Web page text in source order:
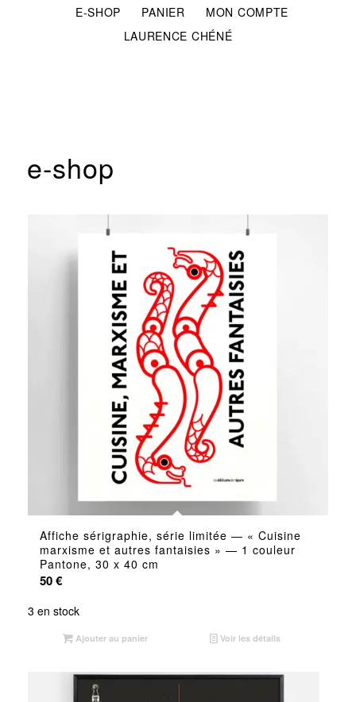
E-SHOP PANIER
MON COMPTE
LAURENCE CHÉNÉ
e-shop
Affiche sérigraphie, série limitée — « Cuisine
marxisme et autres fantaisies » — 1 couleur
Pantone, 30 x 40 cm
50€
3 en stock
Ajouter au panier Voir les détails